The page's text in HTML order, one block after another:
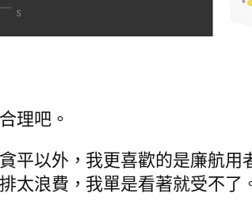
理吧。
平以外，我更喜歡的是廉航
太浪費，我單是看著就受不了